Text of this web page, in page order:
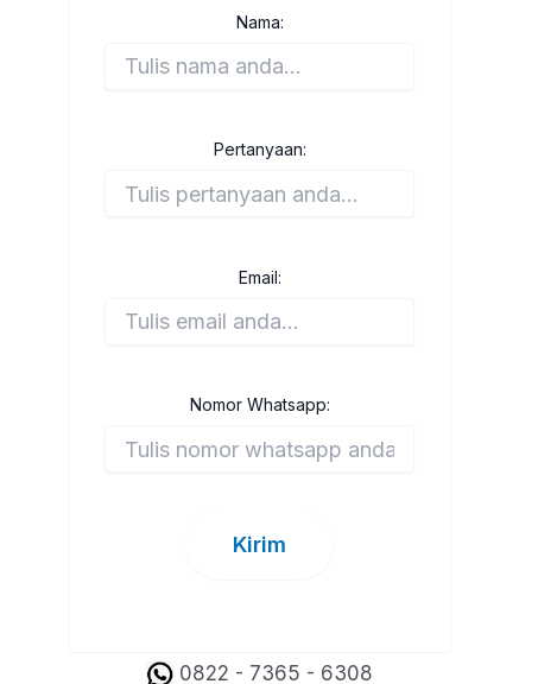
Nama:
Pertanyaan:
Email:
Nomor Whatsapp:
0822 - 7365 - 6308